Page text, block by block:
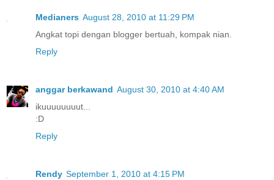
Medianers August 28, 2010 at 11:29 PM
Angkat topi dengan blogger bertuah, kompak nian.
Reply
anggar berkawand August 30, 2010 at 4:40 AM
ikuuuuuuuut...
:D
Reply
Rendy September 1, 2010 at 4:15 PM